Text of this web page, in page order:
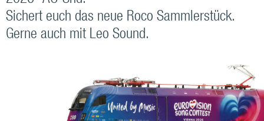
Sichert euch das neue Roco Sammlerstück.
Gerne auch mit Leo Sound.